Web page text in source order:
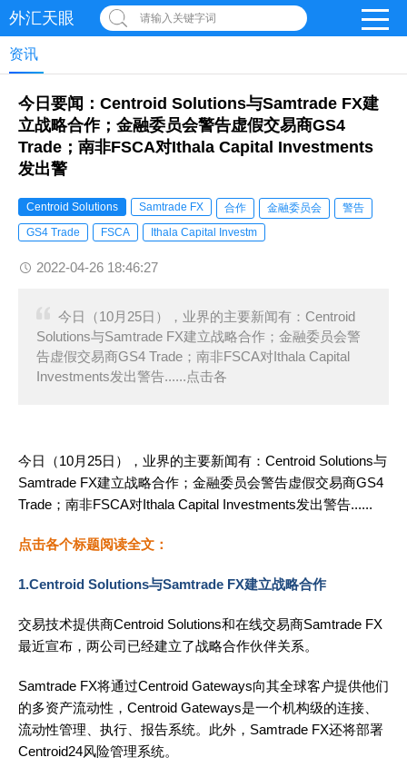
外汇天眼 请输入关键字词
资讯
今日要闻：Centroid Solutions与Samtrade FX建
立战略合作；金融委员会警告虚假交易商GS4
Trade；南非FSCA对Ithala Capital Investments
发出警
Centroid Solutions Samtrade FX 合作 金融委员会
警告
GS4 Trade
FSCA Ithala Capital Investm
2022-04-26 18:46:27
今日（10月25日），业界的主要新闻有：Centroid
Solutions与Samtrade FX建立战略合作；金融委员会警
告虚假交易商GS4 Trade；南非FSCA对Ithala Capital
Investments发出警告......点击各
今日（10月25日），业界的主要新闻有：Centroid Solutions与
Samtrade FX建立战略合作；金融委员会警告虚假交易商GS4
Trade；南非FSCA对Ithala Capital Investments发出警告......
点击各个标题阅读全文：
1.Centroid Solutions与Samtrade FX建立战略合作
交易技术提供商Centroid Solutions和在线交易商Samtrade FX
最近宣布，两公司已经建立了战略合作伙伴关系。
Samtrade FX将通过Centroid Gateways向其全球客户提供他们
的多资产流动性，Centroid Gateways是一个机构级的连接、
流动性管理、执行、报告系统。此外，Samtrade FX还将部署
Centroid24风险管理系统。